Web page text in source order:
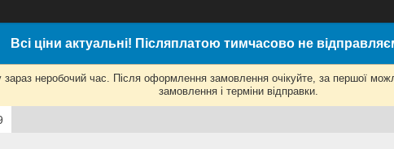
Всі ціни актуальні! Післяплатою тимчасово не
неробочий час. Після оформлення замовлення очікуйте, за першої
замовлення і терміни відправки.